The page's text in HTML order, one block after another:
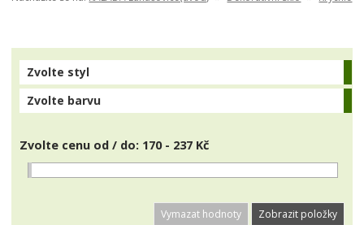
Zvolte styl
Zvolte barvu
Zvolte cenu od / do: 170 - 237 Kč
Vymazat hodnoty